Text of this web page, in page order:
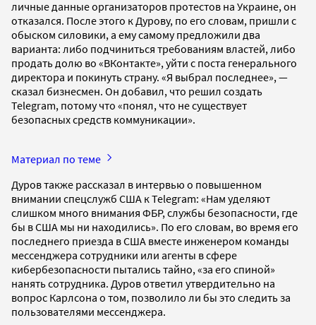
личные данные организаторов протестов на Украине, он
отказался. После этого к Дурову, по его словам, пришли с
обыском силовики, а ему самому предложили два
варианта: либо подчиниться требованиям властей, либо
продать долю во «ВКонтакте», уйти с поста генерального
директора и покинуть страну. «Я выбрал последнее», —
сказал бизнесмен. Он добавил, что решил создать
Telegram, потому что «понял, что не существует
безопасных средств коммуникации».
Материал по теме
Дуров также рассказал в интервью о повышенном
внимании спецслужб США к Telegram: «Нам уделяют
слишком много внимания ФБР, службы безопасности, где
бы в США мы ни находились». По его словам, во время его
последнего приезда в США вместе инженером команды
мессенджера сотрудники или агенты в сфере
кибербезопасности пытались тайно, «за его спиной»
нанять сотрудника. Дуров ответил утвердительно на
вопрос Карлсона о том, позволило ли бы это следить за
пользователями мессенджера.